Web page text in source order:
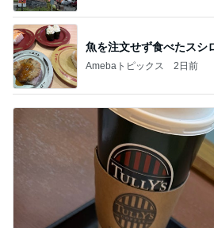
魚を注文せず食べたスシ
Amebaトピックス 2日前